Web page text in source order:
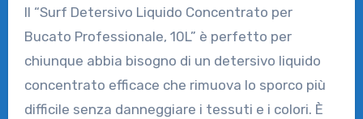
Il “Surf Detersivo Liquido Concentrato per
Bucato Professionale, 10L” è perfetto per
chiunque abbia bisogno di un detersivo liquido
concentrato efficace che rimuova lo sporco più
difficile senza danneggiare i tessuti e i colori. È